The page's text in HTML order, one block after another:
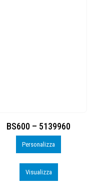
BS600 – 5139960
Personalizza
Visualizza